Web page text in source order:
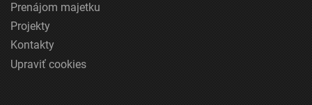
Prenájom majetku
Projekty
Kontakty
Upraviť cookies